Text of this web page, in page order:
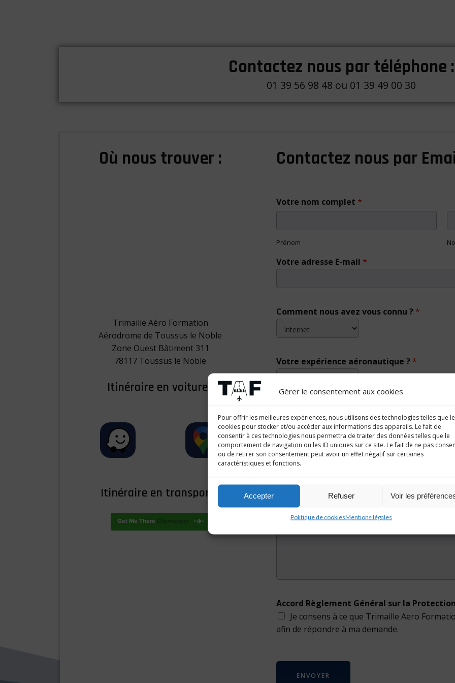
Gérer le consentement aux cookies
Pour offrir les meilleures expériences, nous utilisons des technologies telles que
cookies pour stocker et/ou accéder aux informations des appareils. Le fait de
consentir à ces technologies nous permettra de traiter des données telles que le
comportement de navigation ou les ID uniques sur ce site. Le fait de ne pas
ou de retirer son consentement peut avoir un effet négatif sur certaines
caractéristiques et fonctions.
Accepter Refuser Voir les
Politique de cookiesMentions légales
Contactez nous par téléphone :
01 39 56 98 48 ou 01 39 49 00 30
Où nous trouver :
Trimaille Aéro Formation
Aérodrome de Toussus le Noble
Zone Ouest Bâtiment 311
78117 Toussus le Noble
Itinéraire en voiture :
Itinéraire en transport :
Contactez nous par
Votre nom complet *
Prénom
Votre adresse E-mail *
Comment nous avez vous connu ? *
Votre expérience aéronautique ? *
Votre Message
Accord Règlement Général sur la
Je consens à ce que Trimaille Aero
afin de répondre à ma demande.
ENVOYER